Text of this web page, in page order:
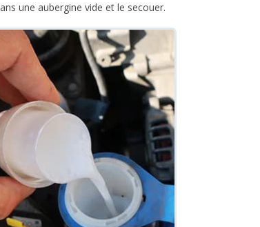
une aubergine vide et le secouer.